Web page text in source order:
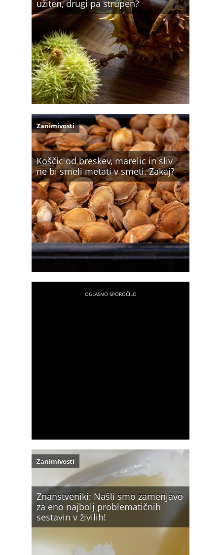
užiten, drugi pa strupen?
Koščic od breskev, marelic in sliv
ne bi smeli metati v smeti. Zakaj?
Zanimivosti
Znanstveniki: Našli smo zamenjavo
za eno najbolj problematičnih
sestavin v živilih!
Zanimivosti